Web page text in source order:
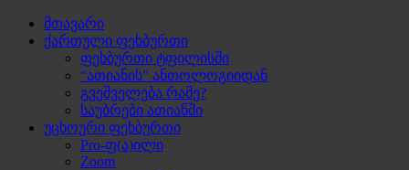
მთავარი
ქართული ფეხბურთი
ფეხბურთი ტფილისში
“ათიანის” ანთოლოგიიდან
გვეშველება რამე?
საუბრები ათიანში
უცხოური ფეხბურთი
Pro-ფ(ა)ილი
Zoom